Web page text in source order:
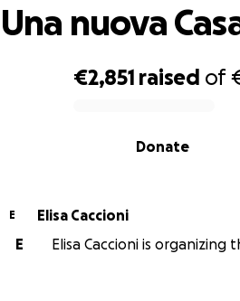
€2,851 raised of
Donate
Una nuova
E
Elisa Caccioni
E
Elisa Caccioni is organizing